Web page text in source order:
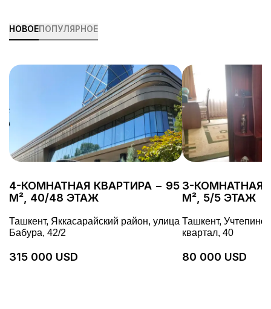
НОВОЕПОПУЛЯРНОЕ
4-КОМНАТНАЯ КВАРТИРА − 95
М², 40/48 ЭТАЖ
Ташкент, Яккасарайский район, улица
Бабура, 42/2
315 000 USD
3-КОМНАТНАЯ
М², 5/5 ЭТАЖ
Ташкент,
квартал, 40
80 000 USD